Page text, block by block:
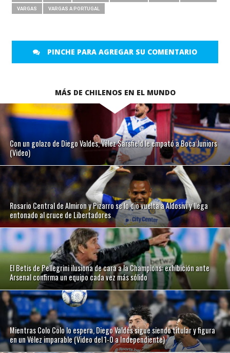
VARGAS VARGAS A PORTUGAL
PINCHE PARA AGREGAR SU COMENTARIO
MÁS DE CHILENOS EN EL MUNDO
Con un golazo de Diego Valdes, Vélez Sarsfield le empató a Boca Juniors
(Video)
Rosario Central de Almiron y Pizarro se lo dio vuelta a Aldosivi y llega
entonado al cruce de Libertadores
El Betis de Pellegrini ilusiona de cara a la Champions: exhibición ante
Arsenal confirma un equipo cada vez más sólido
Mientras Colo Colo lo espera, Diego Valdés sigue siendo titular y figura
en un Vélez imparable (Video del 1-0 a Independiente)